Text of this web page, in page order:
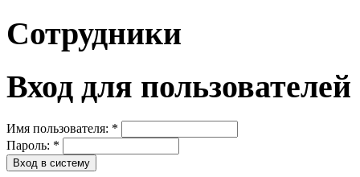
Сотрудники
Вход для пользователей
Имя пользователя: *
Пароль: *